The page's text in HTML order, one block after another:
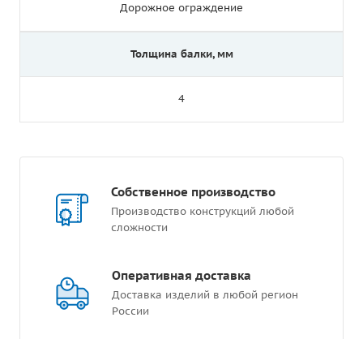
Дорожное ограждение
Толщина балки, мм
4
Собственное производство
Производство конструкций любой
сложности
Оперативная доставка
Доставка изделий в любой регион
России